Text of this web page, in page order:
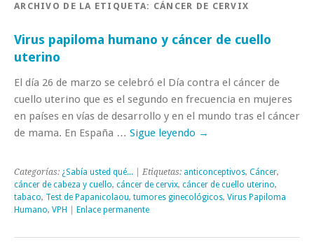
ARCHIVO DE LA ETIQUETA: CÁNCER DE CERVIX
Virus papiloma humano y cáncer de cuello
uterino
El día 26 de marzo se celebró el Día contra el cáncer de
cuello uterino que es el segundo en frecuencia en mujeres
en países en vías de desarrollo y en el mundo tras el cáncer
de mama. En España … Sigue leyendo →
Categorías: ¿Sabía usted qué... | Etiquetas: anticonceptivos, Cáncer,
cáncer de cabeza y cuello, cáncer de cervix, cáncer de cuello uterino,
tabaco, Test de Papanicolaou, tumores ginecológicos, Virus Papiloma
Humano, VPH Enlace permanente